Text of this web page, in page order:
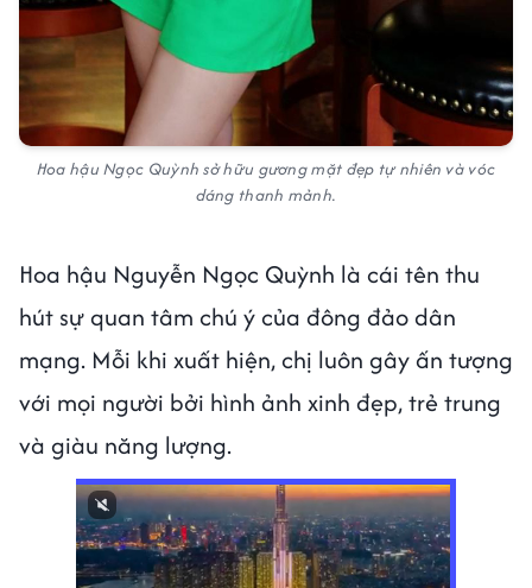
Hoa hậu Ngọc Quỳnh sở hữu gương mặt đẹp tự nhiên và vóc
dáng thanh mảnh.
Hoa hậu Nguyễn Ngọc Quỳnh là cái tên thu
hút sự quan tâm chú ý của đông đảo dân
mạng. Mỗi khi xuất hiện, chị luôn gây ấn tượng
với mọi người bởi hình ảnh xinh đẹp, trẻ trung
và giàu năng lượng.